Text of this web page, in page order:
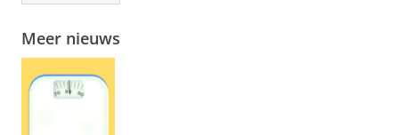
Meer nieuws